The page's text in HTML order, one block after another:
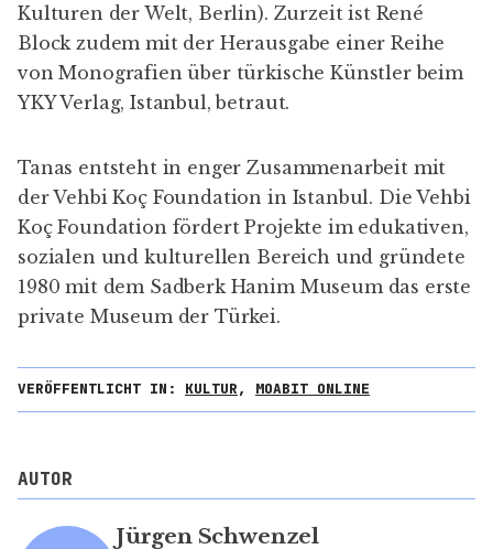
Kulturen der Welt, Berlin). Zurzeit ist René
Block zudem mit der Herausgabe einer Reihe
von Monografien über türkische Künstler beim
YKY Verlag, Istanbul, betraut.
Tanas entsteht in enger Zusammenarbeit mit
der Vehbi Koç Foundation in Istanbul. Die Vehbi
Koç Foundation fördert Projekte im edukativen,
sozialen und kulturellen Bereich und gründete
1980 mit dem Sadberk Hanim Museum das erste
private Museum der Türkei.
VERÖFFENTLICHT IN: KULTUR, MOABIT ONLINE
AUTOR
Jürgen Schwenzel